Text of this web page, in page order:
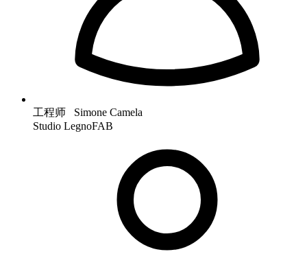
工程师 Simone Camela
Studio LegnoFAB